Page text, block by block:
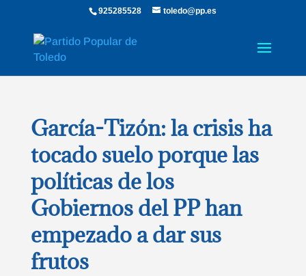
925285528 toledo@pp.es
García-Tizón: la crisis ha
tocado suelo porque las
políticas de los
Gobiernos del PP han
empezado a dar sus
frutos